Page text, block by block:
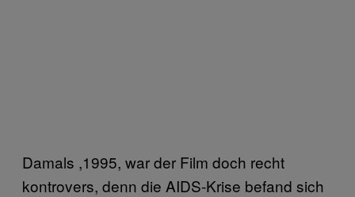
Damals ,1995, war der Film doch recht
kontrovers, denn die AIDS-Krise befand sich